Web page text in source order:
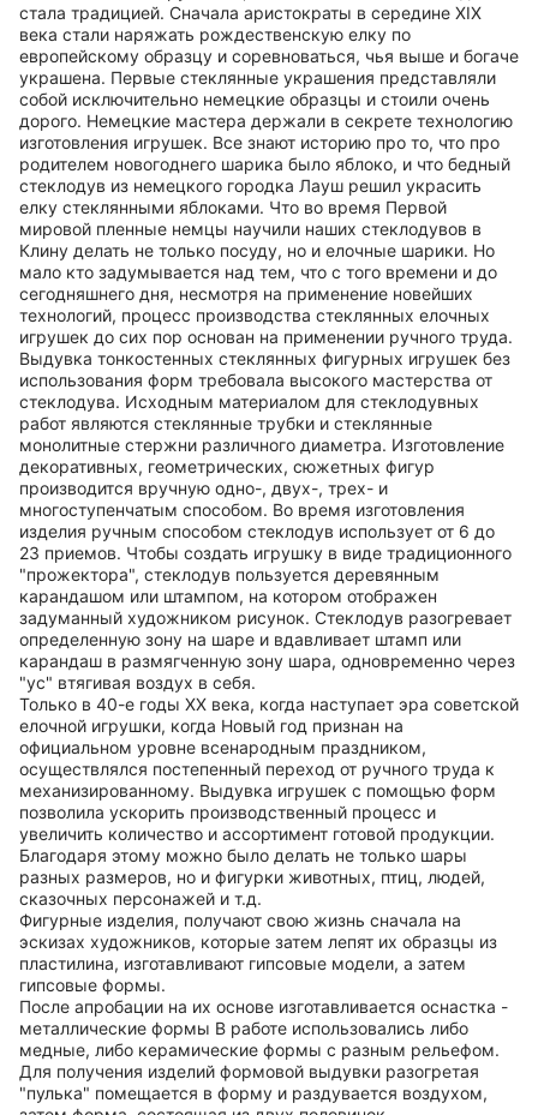
стала традицией. Сначала аристократы в середине XIX
века стали наряжать рождественскую елку по
европейскому образцу и соревноваться, чья выше и богаче
украшена. Первые стеклянные украшения представляли
собой исключительно немецкие образцы и стоили очень
дорого. Немецкие мастера держали в секрете технологию
изготовления игрушек. Все знают историю про то, что про
родителем новогоднего шарика было яблоко, и что бедный
стеклодув из немецкого городка Лауш решил украсить
елку стеклянными яблоками. Что во время Первой
мировой пленные немцы научили наших стеклодувов в
Клину делать не только посуду, но и елочные шарики. Но
мало кто задумывается над тем, что с того времени и до
сегодняшнего дня, несмотря на применение новейших
технологий, процесс производства стеклянных елочных
игрушек до сих пор основан на применении ручного труда.
Выдувка тонкостенных стеклянных фигурных игрушек без
использования форм требовала высокого мастерства от
стеклодува. Исходным материалом для стеклодувных
работ являются стеклянные трубки и стеклянные
монолитные стержни различного диаметра. Изготовление
декоративных, геометрических, сюжетных фигур
производится вручную одно-, двух-, трех- и
многоступенчатым способом. Во время изготовления
изделия ручным способом стеклодув использует от 6 до
23 приемов. Чтобы создать игрушку в виде традиционного
"прожектора", стеклодув пользуется деревянным
карандашом или штампом, на котором отображен
задуманный художником рисунок. Стеклодув разогревает
определенную зону на шаре и вдавливает штамп или
карандаш в размягченную зону шара, одновременно через
"ус" втягивая воздух в себя.
Только в 40-е годы ХХ века, когда наступает эра советской
елочной игрушки, когда Новый год признан на
официальном уровне всенародным праздником,
осуществлялся постепенный переход от ручного труда к
механизированному. Выдувка игрушек с помощью форм
позволила ускорить производственный процесс и
увеличить количество и ассортимент готовой продукции.
Благодаря этому можно было делать не только шары
разных размеров, но и фигурки животных, птиц, людей,
сказочных персонажей и т.д.
Фигурные изделия, получают свою жизнь сначала на
эскизах художников, которые затем лепят их образцы из
пластилина, изготавливают гипсовые модели, а затем
гипсовые формы.
После апробации на их основе изготавливается оснастка -
металлические формы В работе использовались либо
медные, либо керамические формы с разным рельефом.
Для получения изделий формовой выдувки разогретая
"пулька" помещается в форму и раздувается воздухом,